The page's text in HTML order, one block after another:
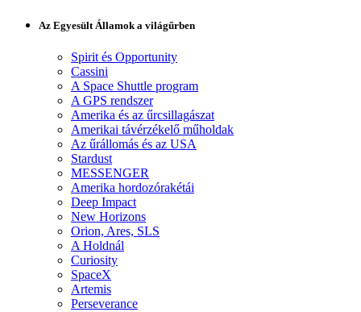
Az Egyesült Államok a világűrben
Spirit és Opportunity
Cassini
A Space Shuttle program
A GPS rendszer
Amerika és az űrcsillagászat
Amerikai távérzékelő műholdak
Az űrállomás és az USA
Stardust
MESSENGER
Amerika hordozórakétái
Deep Impact
New Horizons
Orion, Ares, SLS
A Holdnál
Curiosity
SpaceX
Artemis
Perseverance